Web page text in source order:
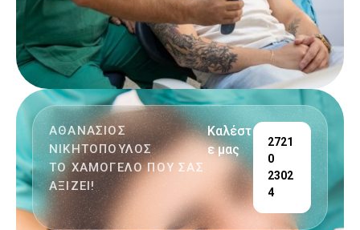
ΑΘΑΝΑΣΙΟΣ
ΝΙΚΗΤΟΠΟΥΛΟΣ
ΤΟ ΧΑΜΟΓΕΛΟ ΠΟΥ ΣΑΣ
ΑΞΙΖΕΙ!
Καλέστ
ε μας
2721
0
2302
4